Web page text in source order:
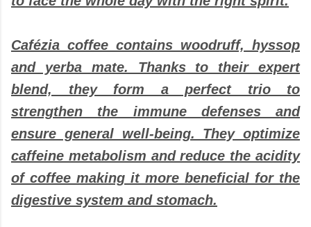
Cafézia coffee contains woodruff, hyssop
and yerba mate. Thanks to their expert
blend, they form a perfect trio to
strengthen the immune defenses and
ensure general well-being. They optimize
caffeine metabolism and reduce the acidity
of coffee making it more beneficial for the
digestive system and stomach.